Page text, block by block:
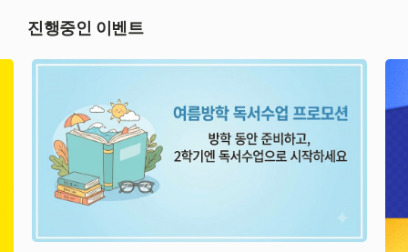
진행중인 이벤트